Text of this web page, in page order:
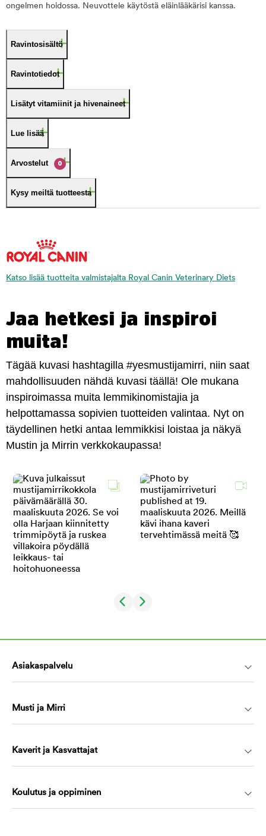
ongelmen hoidossa. Neuvottele käytöstä eläinlääkärisi kanssa.
Ravintosisältö
Ravintotiedot
Lisätyt vitamiinit ja hivenaineet
Lue lisää
Arvostelut 0
Kysy meiltä tuotteesta
Katso lisää tuotteita valmistajalta Royal Canin Veterinary Diets
Jaa hetkesi ja inspiroi
muita!
Tägää kuvasi hashtagilla #yesmustijamirri, niin saat
mahdollisuuden nähdä kuvasi täällä! Ole mukana
inspiroimassa muita lemmikinomistajia ja
helpottamassa sopivien tuotteiden valintaa. Nyt on
täydellinen hetki antaa lemmikkisi loistaa ja näkyä
Mustin ja Mirrin verkkokaupassa!
Asiakaspalvelu
Musti ja Mirri
Kaverit ja Kasvattajat
Koulutus ja oppiminen